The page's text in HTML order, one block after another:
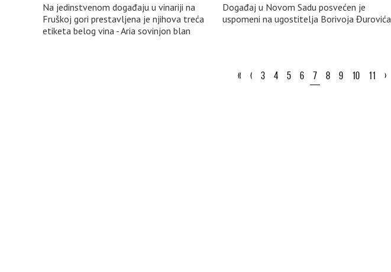
Na jedinstvenom događaju u vinariji na
Fruškoj gori prestavljena je njihova treća
etiketa belog vina - Aria sovinjon blan
Događaj u Novom Sadu posvećen je
uspomeni na ugostitelja Borivoja Đurovića
« ‹ 3 4 5 6 7 8 9 10 11 ›